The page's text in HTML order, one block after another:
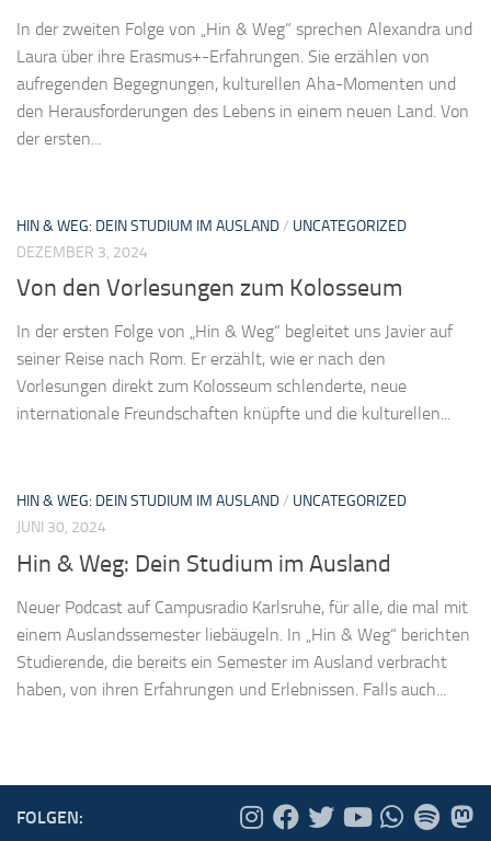
In der zweiten Folge von „Hin & Weg“ sprechen Alexandra und
Laura über ihre Erasmus+-Erfahrungen. Sie erzählen von
aufregenden Begegnungen, kulturellen Aha-Momenten und
den Herausforderungen des Lebens in einem neuen Land. Von
der ersten...
HIN & WEG: DEIN STUDIUM IM AUSLAND/ UNCATEGORIZED
DEZEMBER 3, 2024
Von den Vorlesungen zum Kolosseum
In der ersten Folge von „Hin & Weg“ begleitet uns Javier auf
seiner Reise nach Rom. Er erzählt, wie er nach den
Vorlesungen direkt zum Kolosseum schlenderte, neue
internationale Freundschaften knüpfte und die kulturellen...
HIN & WEG: DEIN STUDIUM IM AUSLAND/ UNCATEGORIZED
JUNI 30, 2024
Hin & Weg: Dein Studium im Ausland
Neuer Podcast auf Campusradio Karlsruhe, für alle, die mal mit
einem Auslandssemester liebäugeln. In „Hin & Weg“ berichten
Studierende, die bereits ein Semester im Ausland verbracht
haben, von ihren Erfahrungen und Erlebnissen. Falls auch...
FOLGEN: